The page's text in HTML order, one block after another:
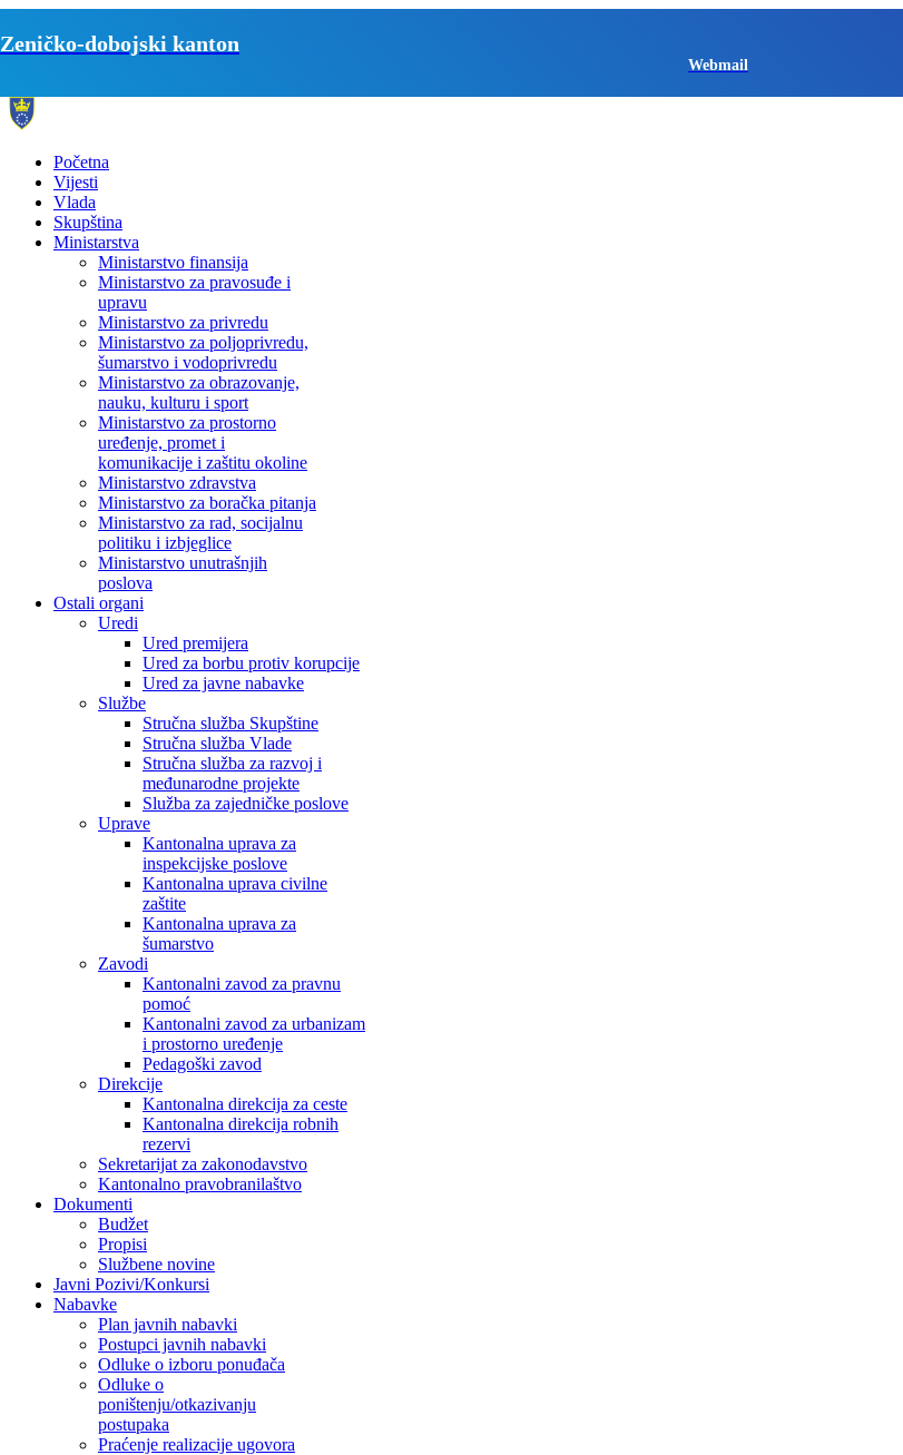
Zeničko-dobojski kanton
Webmail
Početna
Vijesti
Vlada
Skupština
Ministarstva
Ministarstvo finansija
Ministarstvo za pravosuđe i
upravu
Ministarstvo za privredu
Ministarstvo za poljoprivredu,
šumarstvo i vodoprivredu
Ministarstvo za obrazovanje,
nauku, kulturu i sport
Ministarstvo za prostorno
uređenje, promet i
komunikacije i zaštitu okoline
Ministarstvo zdravstva
Ministarstvo za boračka pitanja
Ministarstvo za rad, socijalnu
politiku i izbjeglice
Ministarstvo unutrašnjih
poslova
Ostali organi
Uredi
Ured premijera
Ured za borbu protiv korupcije
Ured za javne nabavke
Službe
Stručna služba Skupštine
Stručna služba Vlade
Stručna služba za razvoj i
međunarodne projekte
Služba za zajedničke poslove
Uprave
Kantonalna uprava za
inspekcijske poslove
Kantonalna uprava civilne
zaštite
Kantonalna uprava za
šumarstvo
Zavodi
Kantonalni zavod za pravnu
pomoć
Kantonalni zavod za urbanizam
i prostorno uređenje
Pedagoški zavod
Direkcije
Kantonalna direkcija za ceste
Kantonalna direkcija robnih
rezervi
Sekretarijat za zakonodavstvo
Kantonalno pravobranilaštvo
Dokumenti
Budžet
Propisi
Službene novine
Javni Pozivi/Konkursi
Nabavke
Plan javnih nabavki
Postupci javnih nabavki
Odluke o izboru ponuđača
Odluke o
poništenju/otkazivanju
postupaka
Praćenje realizacije ugovora